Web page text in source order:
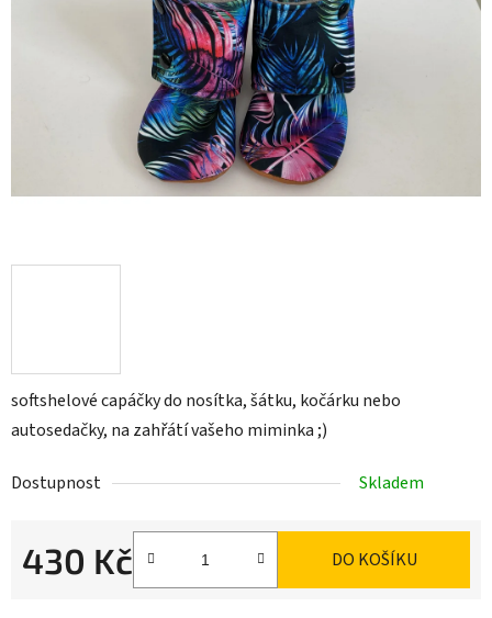
softshelové capáčky do nosítka, šátku, kočárku nebo
autosedačky, na zahřátí vašeho miminka ;)
Dostupnost Skladem
430 Kč DO KOŠÍKU